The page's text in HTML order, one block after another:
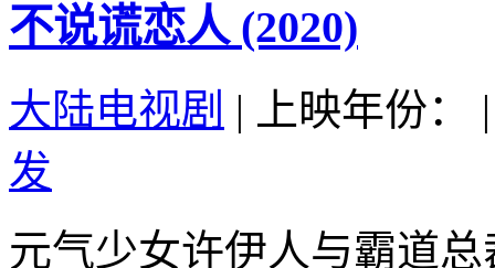
不说谎恋人 (2020)
大陆电视剧 | 上映年份：
|
发
元气少女许伊人与霸道